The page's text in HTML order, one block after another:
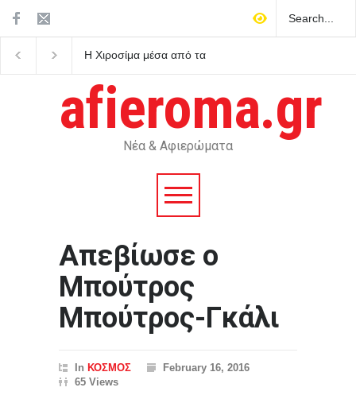
Η Χιροσίμα μέσα από τα
καταστροφής
afieroma.gr
Νέα & Αφιερώματα
Aπεβίωσε ο
Μπούτρος
Μπούτρος-Γκάλι
In ΚΟΣΜΟΣ
February 16, 2016
65 Views